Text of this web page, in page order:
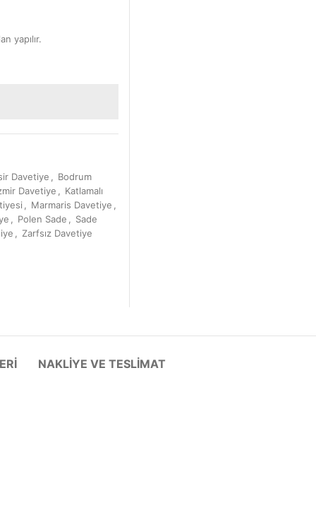
yapılır.
Davetiye
Bodrum
Davetiye
Katlamalı
Marmaris Davetiye
Polen Sade
Sade
Zarfsız Davetiye
NAKLIYE VE TESLIMAT